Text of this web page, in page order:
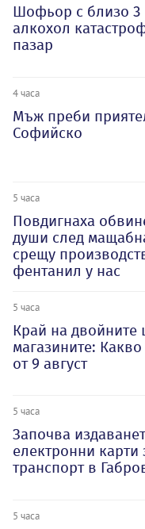
Шофьор с близо 3
алкохол
пазар
4 часа
Мъж преби
Софийско
5 часа
Повдигнаха
души след
срещу
фентанил у нас
5 часа
Край на двойните
магазините:
от 9 август
5 часа
Започва
електронни карти
транспорт в
5 часа